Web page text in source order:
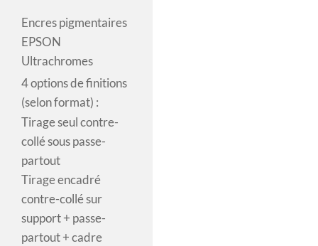
Encres pigmentaires
EPSON
Ultrachromes
4 options de finitions
(selon format) :
Tirage seul contre-
collé sous passe-
partout
Tirage encadré
contre-collé sur
support + passe-
partout + cadre